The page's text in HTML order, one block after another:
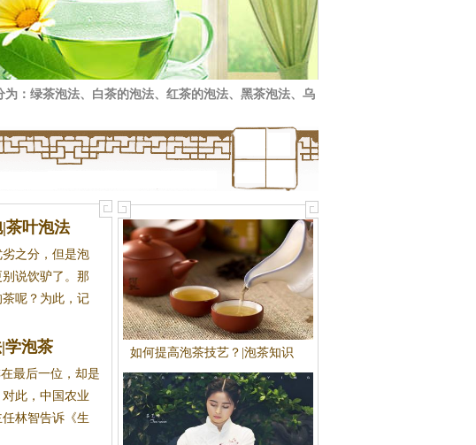
：绿茶泡法、白茶的泡法、红茶的泡法、黑茶泡法、乌
茶叶泡法
之分，但是泡
说饮驴了。那
呢？为此，记
学泡茶
最后一位，却是
此，中国农业
林智告诉《生
如何提高泡茶技艺？|泡茶知识